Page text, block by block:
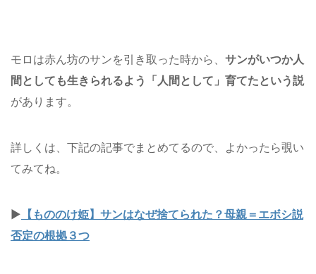
モロは赤ん坊のサンを引き取った時から、 サンがいつか人
間としても生きられるよう「人間として」育てたという説
があります。
詳しくは、下記の記事でまとめてるので、よかったら覗い
てみてね。
▶ 【もののけ姫】サンはなぜ捨てられた？母親＝エボシ説
否定の根拠３つ